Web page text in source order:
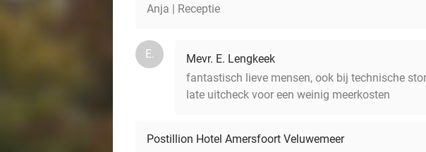
Anja | Receptie
E.
Mevr. E. Lengkeek
fantastisch lieve mensen, ook bij technische
late uitcheck voor een weinig meerkosten
Postillion Hotel Amersfoort Veluwemeer